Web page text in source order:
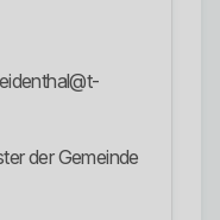
der Gemeinde